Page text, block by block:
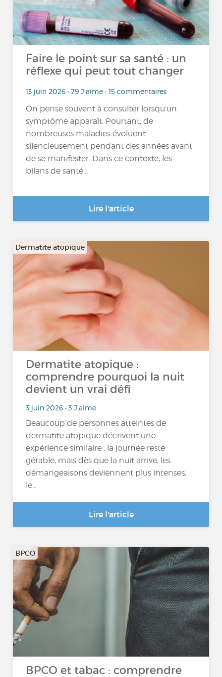
Faire le point sur sa santé : un
réflexe qui peut tout changer
13 juin 2026 • 79 J'aime • 15 commentaires
On pense souvent à consulter lorsqu’un
symptôme apparaît. Pourtant, de
nombreuses maladies évoluent
silencieusement pendant des années avant
de se manifester. Dans ce contexte, les
bilans de santé...
Lire l'article
Dermatite atopique
Dermatite atopique :
comprendre pourquoi la nuit
devient un vrai défi
3 juin 2026 • 3 J'aime
Beaucoup de personnes atteintes de
dermatite atopique décrivent une
expérience similaire : la journée reste
gérable, mais dès que la nuit arrive, les
démangeaisons deviennent plus intenses,
le...
Lire l'article
BPCO
BPCO et tabac : comprendre